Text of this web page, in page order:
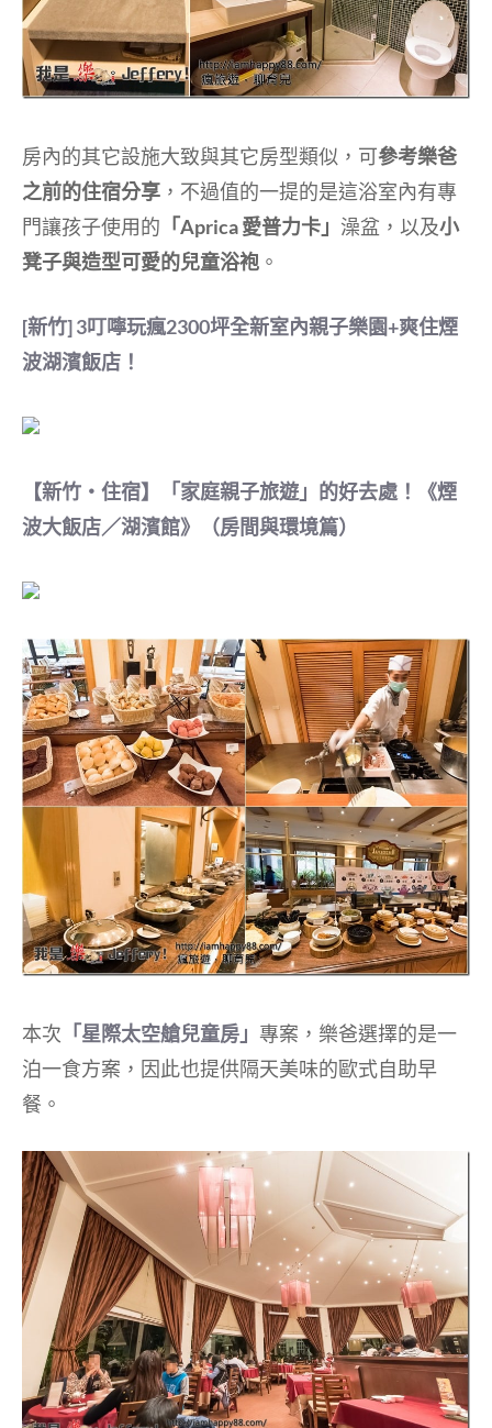
房內的其它設施大致與其它房型類似，可參考樂爸
之前的住宿分享 ，不過值的一提的是這浴室內有專
門讓孩子使用的 「Aprica 愛普力卡」 澡盆，以及小
凳子與造型可愛的兒童浴袍 。
[新竹] 3叮嚀玩瘋2300坪全新室內親子樂園+爽住煙
波湖濱飯店！
【新竹‧住宿】「家庭親子旅遊」的好去處！《煙
波大飯店／湖濱館》（房間與環境篇）
本次 「星際太空艙兒童房」 專案，樂爸選擇的是一
泊一食方案，因此也提供隔天美味的歐式自助早
餐。